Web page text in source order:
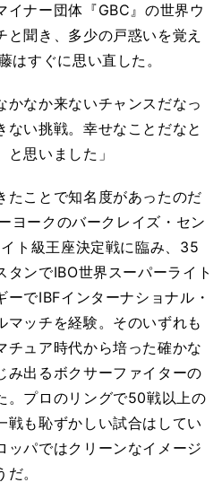
イナー団体『GBC』の世界ウ
聞き、多少の戸惑いを覚え
はすぐに思い直した。
かなか来ないチャンスだなっ
い挑戦。幸せなことだなと
思いました」
ことで知名度があったのだ
ヨークのバークレイズ・セン
ト級王座決定戦に臨み、35
ンでIBO世界スーパーライト
でIBFインターナショナル・
マッチを経験。そのいずれも
チュア時代から培った確かな
み出るボクサーファイターの
。プロのリングで50戦以上の
戦も恥ずかしい試合はしてい
ッパではクリーンなイメージ
。